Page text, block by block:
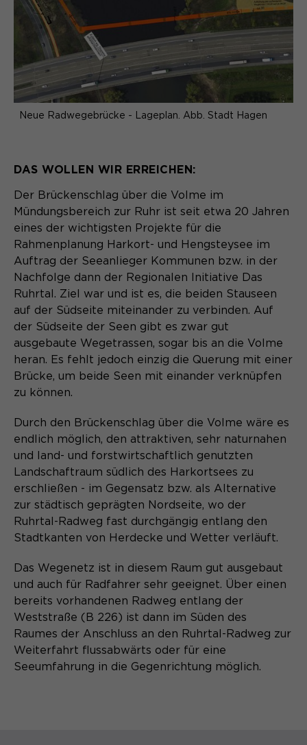
Neue Radwegebrücke - Lageplan. Abb. Stadt Hagen
DAS WOLLEN WIR ERREICHEN:
Der Brückenschlag über die Volme im
Mündungsbereich zur Ruhr ist seit etwa 20 Jahren
eines der wichtigsten Projekte für die
Rahmenplanung Harkort- und Hengsteysee im
Auftrag der Seeanlieger Kommunen bzw. in der
Nachfolge dann der Regionalen Initiative Das
Ruhrtal. Ziel war und ist es, die beiden Stauseen
auf der Südseite miteinander zu verbinden. Auf
der Südseite der Seen gibt es zwar gut
ausgebaute Wegetrassen, sogar bis an die Volme
heran. Es fehlt jedoch einzig die Querung mit einer
Brücke, um beide Seen mit einander verknüpfen
zu können.
Durch den Brückenschlag über die Volme wäre es
endlich möglich, den attraktiven, sehr naturnahen
und land- und forstwirtschaftlich genutzten
Landschaftraum südlich des Harkortsees zu
erschließen - im Gegensatz bzw. als Alternative
zur städtisch geprägten Nordseite, wo der
Ruhrtal-Radweg fast durchgängig entlang den
Stadtkanten von Herdecke und Wetter verläuft.
Das Wegenetz ist in diesem Raum gut ausgebaut
und auch für Radfahrer sehr geeignet. Über einen
bereits vorhandenen Radweg entlang der
Weststraße (B 226) ist dann im Süden des
Raumes der Anschluss an den Ruhrtal-Radweg zur
Weiterfahrt flussabwärts oder für eine
Seeumfahrung in die Gegenrichtung möglich.